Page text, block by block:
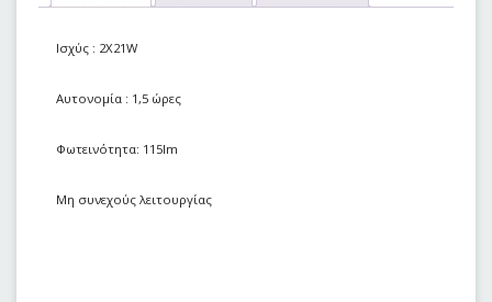
Ισχύς : 2Χ21W
Αυτονομία : 1,5 ώρες
Φωτεινότητα: 115lm
Μη συνεχούς λειτουργίας